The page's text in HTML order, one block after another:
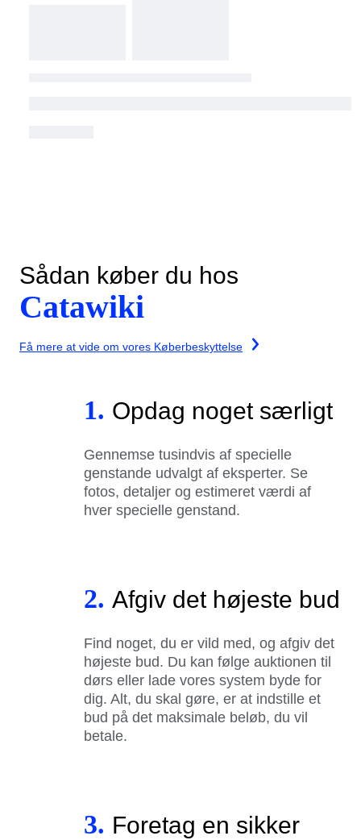
Sådan køber du hos
Catawiki
Få mere at vide om vores Køberbeskyttelse
1. Opdag noget særligt
Gennemse tusindvis af specielle
genstande udvalgt af eksperter. Se
fotos, detaljer og estimeret værdi af
hver specielle genstand.
2. Afgiv det højeste bud
Find noget, du er vild med, og afgiv det
højeste bud. Du kan følge auktionen til
dørs eller lade vores system byde for
dig. Alt, du skal gøre, er at indstille et
bud på det maksimale beløb, du vil
betale.
3. Foretag en sikker